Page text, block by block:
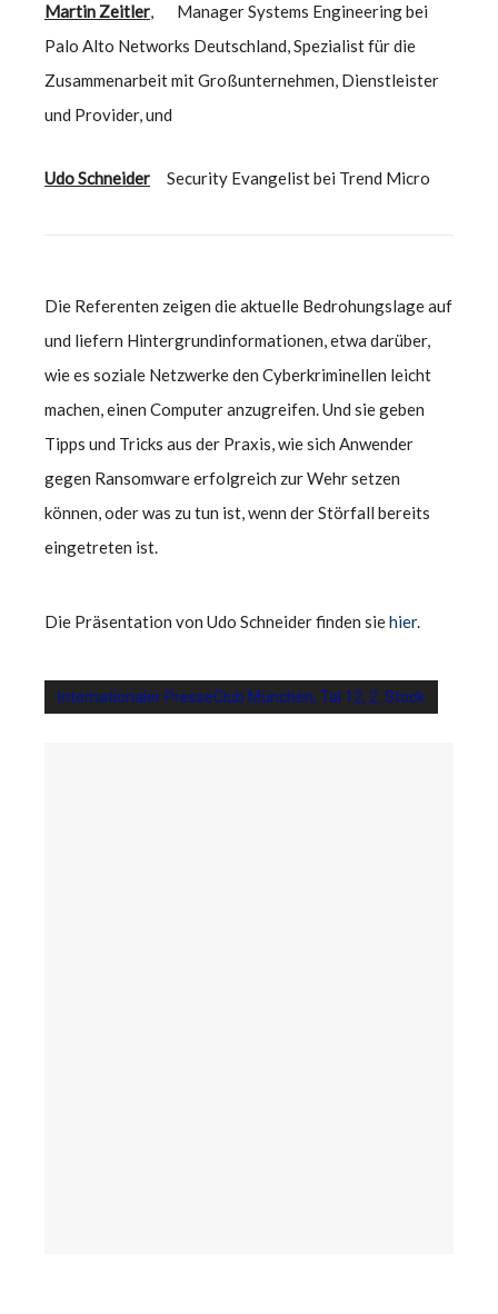
Martin Zeitler, Manager Systems Engineering bei
Palo Alto Networks Deutschland, Spezialist für die
Zusammenarbeit mit Großunternehmen, Dienstleister
und Provider, und
Udo Schneider Security Evangelist bei Trend Micro
Die Referenten zeigen die aktuelle Bedrohungslage auf
und liefern Hintergrundinformationen, etwa darüber,
wie es soziale Netzwerke den Cyberkriminellen leicht
machen, einen Computer anzugreifen. Und sie geben
Tipps und Tricks aus der Praxis, wie sich Anwender
gegen Ransomware erfolgreich zur Wehr setzen
können, oder was zu tun ist, wenn der Störfall bereits
eingetreten ist.
Die Präsentation von Udo Schneider finden siehier.
Internationaler PresseClub München, Tal 12, 2. Stock